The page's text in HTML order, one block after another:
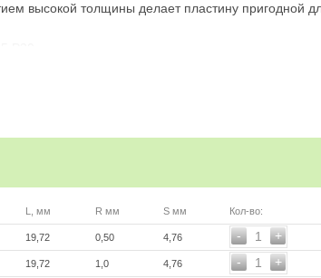
высокой толщины делает пластину пригодной
L, мм R мм S мм Кол-во:
19,72 0,50 4,76 +
- 1
19,72 1,0 4,76 +
- 1